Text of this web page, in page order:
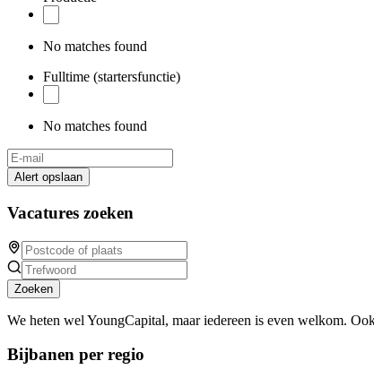
No matches found
Fulltime (startersfunctie)
No matches found
Alert opslaan
Vacatures zoeken
Zoeken
We heten wel YoungCapital, maar iedereen is even welkom.
Bijbanen per regio